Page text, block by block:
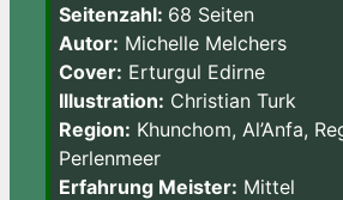
Seitenzahl: 68 Seiten
Autor: Michelle Melchers
Cover: Erturgul Edirne
Illustration: Christian Turk
Region: Khunchom, Al’Anfa,
Perlenmeer
Erfahrung Meister: Mittel